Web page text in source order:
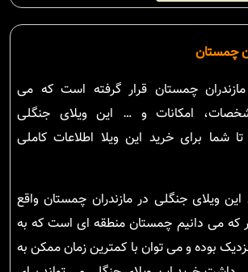
چمستان
چمستان قرار گرفته است که می
امکانات و … این ویلای جنگلی
شما برای خرید این ویلا اطلاعات کاملی
ویلای جنگلی در مازندران چمستان واقع
می دانیم چمستان منطقه ای است که به
بوده و می توان با کمترین زمان ممکن به